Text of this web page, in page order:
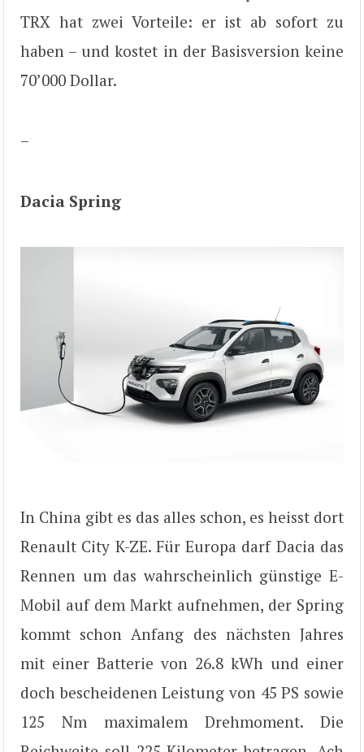
TRX hat zwei Vorteile: er ist ab sofort zu
haben – und kostet in der Basisversion keine
70’000 Dollar.
–
Dacia Spring
In China gibt es das alles schon, es heisst dort
Renault City K-ZE. Für Europa darf Dacia das
Rennen um das wahrscheinlich günstige E-
Mobil auf dem Markt aufnehmen, der Spring
kommt schon Anfang des nächsten Jahres
mit einer Batterie von 26.8 kWh und einer
doch bescheidenen Leistung von 45 PS sowie
125 Nm maximalem Drehmoment. Die